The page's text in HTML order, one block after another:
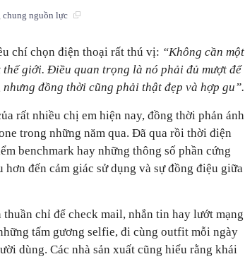
chung nguồn lực
chí chọn điện thoại rất thú vị: “Không cần một
thế giới. Điều quan trọng là nó phải đủ mượt để
đồng thời cũng phải thật đẹp và hợp gu”.
rất nhiều chị em hiện nay, đồng thời phản ánh
trong những năm qua. Đã qua rồi thời điện
benchmark hay những thông số phần cứng
đến cảm giác sử dụng và sự đồng điệu giữa
chỉ để check mail, nhắn tin hay lướt mạng
tấm gương selfie, đi cùng outfit mỗi ngày
dùng. Các nhà sản xuất cũng hiểu rằng khái